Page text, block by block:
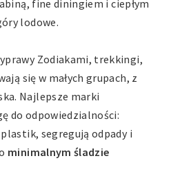
fine diningiem i ciepłym
lodowe.
Zodiakami, trekkingi,
się w małych grupach, z
Najlepsze marki
do odpowiedzialności:
segregują odpady i
minimalnym śladzie